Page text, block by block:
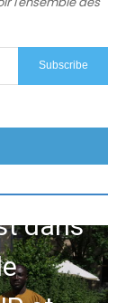
Subscribe
dans